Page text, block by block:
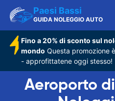
Paesi Bassi
GUIDA NOLEGGIO AUTO
Fino a 20% di sconto sul
mondo Questa promozione
- approfittatene oggi stesso!
Aeroporto